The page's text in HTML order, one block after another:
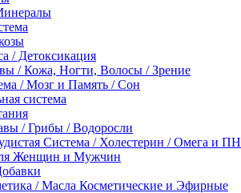
/ Детоксикация
/ Кожа, Ногти, Волосы / Зрение
/ Мозг и Память / Сон
система
/ Грибы / Водоросли
Система / Холестерин / Омега и
Женщин и Мужчин
/ Масла Косметические и Эфирные